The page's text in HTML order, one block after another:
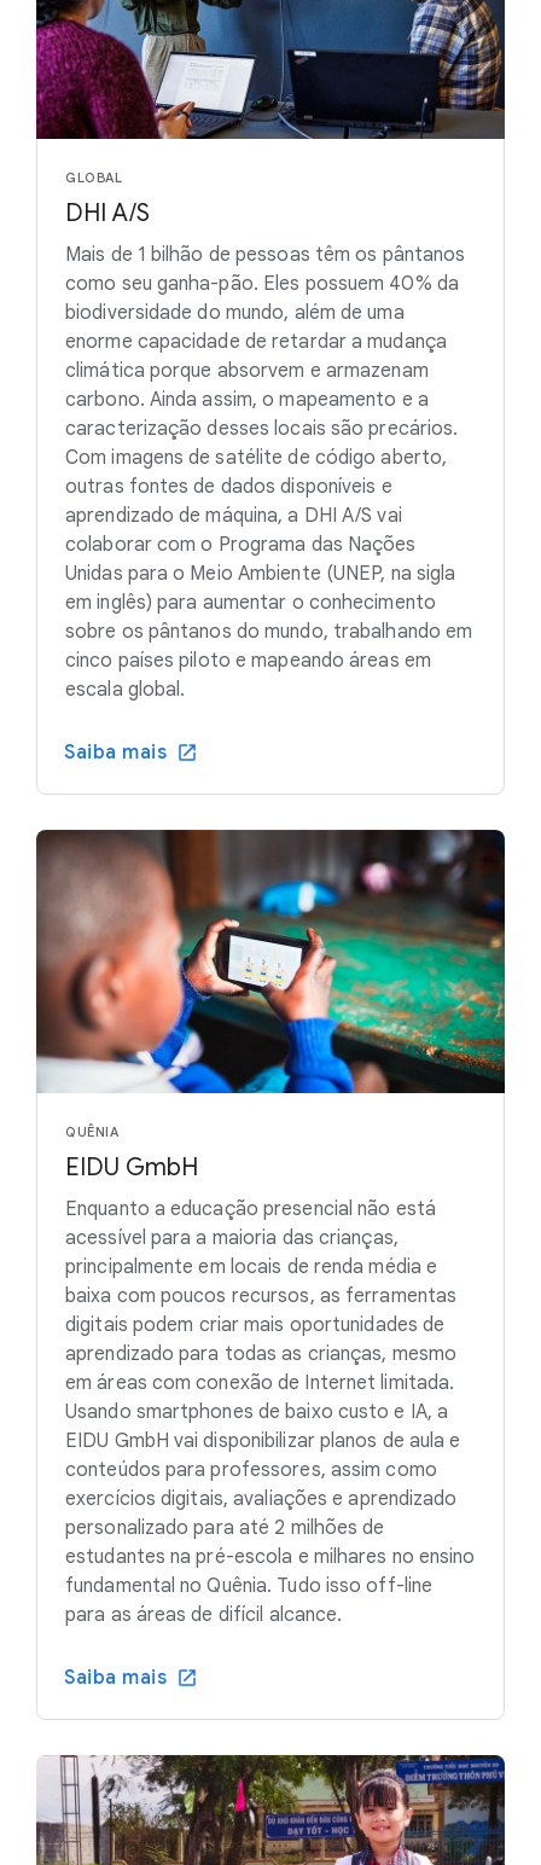
GLOBAL
DHI A/S
Mais de 1 bilhão de pessoas têm os pântanos
como seu ganha-pão. Eles possuem 40% da
biodiversidade do mundo, além de uma
enorme capacidade de retardar a mudança
climática porque absorvem e armazenam
carbono. Ainda assim, o mapeamento e a
caracterização desses locais são precários.
Com imagens de satélite de código aberto,
outras fontes de dados disponíveis e
aprendizado de máquina, a DHI A/S vai
colaborar com o Programa das Nações
Unidas para o Meio Ambiente (UNEP, na sigla
em inglês) para aumentar o conhecimento
sobre os pântanos do mundo, trabalhando em
cinco países piloto e mapeando áreas em
escala global.
Saiba mais
QUÊNIA
EIDU GmbH
Enquanto a educação presencial não está
acessível para a maioria das crianças,
principalmente em locais de renda média e
baixa com poucos recursos, as ferramentas
digitais podem criar mais oportunidades de
aprendizado para todas as crianças, mesmo
em áreas com conexão de Internet limitada.
Usando smartphones de baixo custo e IA, a
EIDU GmbH vai disponibilizar planos de aula e
conteúdos para professores, assim como
exercícios digitais, avaliações e aprendizado
personalizado para até 2 milhões de
estudantes na pré-escola e milhares no ensino
fundamental no Quênia. Tudo isso off-line
para as áreas de difícil alcance.
Saiba mais